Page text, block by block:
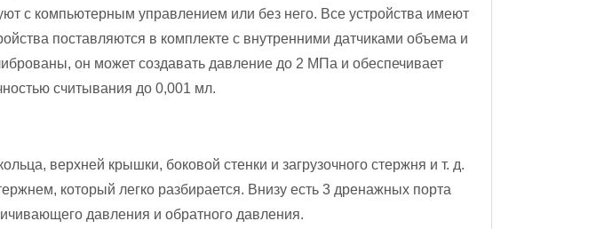
с компьютерным управлением или без него. Все устройства имеют
поставляются в комплекте с внутренними датчиками объема и
он может создавать давление до 2 МПа и обеспечивает
считывания до 0,001 мл.
верхней крышки, боковой стенки и загрузочного стержня и т. д.
который легко разбирается. Внизу есть 3 дренажных порта
давления и обратного давления.